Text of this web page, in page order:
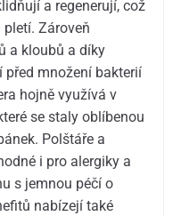
a regenerují, což
Zároveň
a kloubů a díky
před množení bakterií
hojně využívá v
se staly oblíbenou
Polštáře a
i pro alergiky a
s jemnou péčí o
nabízejí také